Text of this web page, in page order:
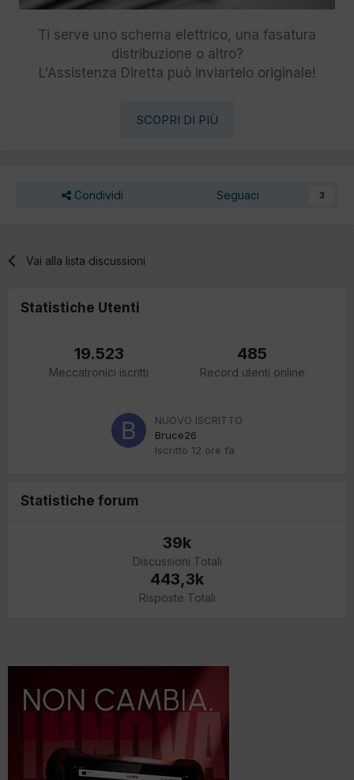
Ti serve uno schema elettrico, una fasatura
distribuzione o altro?
L'Assistenza Diretta può inviartelo originale!
SCOPRI DI PIÙ
Condividi Seguaci 3
Vai alla lista discussioni
Statistiche Utenti
19.523
Meccatronici iscritti
485
Record utenti online
NUOVO ISCRITTO
Bruce26
Iscritto 12 ore fa
Statistiche forum
39k
Discussioni Totali
443,3k
Risposte Totali